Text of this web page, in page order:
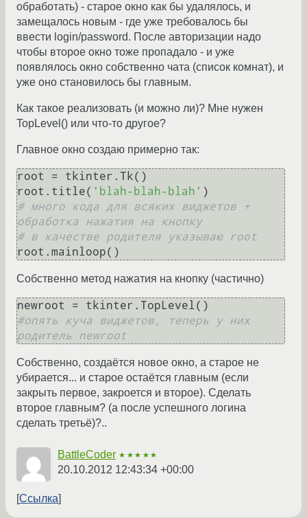
обработать) - старое окно как бы удалялось, и
замещалось новым - где уже требовалось бы
ввести login/password. После авторизации надо
чтобы второе окно тоже пропадало - и уже
появлялось окно собственно чата (список комнат), и
уже оно становилось бы главным.
Как такое реализовать (и можно ли)? Мне нужен
TopLevel() или что-то другое?
Главное окно создаю примерно так:
root = tkinter.Tk()
root.title( 'blah-blah-blah'
# много кода для всяких виджетов +
обработка нажатия на кнопку
# в качестве родителя указываю root
root.mainloop()
Собственно метод нажатия на кнопку (частично)
#опять куча виджетов, теперь у них
родитель newroot
Собственно, создаётся новое окно, а старое не
убирается... и старое остаётся главным (если
закрыть первое, закроется и второе). Сделать
второе главным? (а после успешного логина
сделать третьё)?..
BattleCoder ★★★★★
20.10.2012 12:43:34 +00:00
Ссылка